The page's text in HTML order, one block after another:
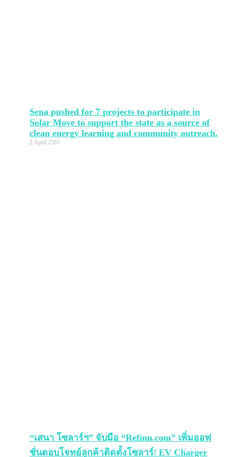
Sena pushed for 7 projects to participate in
Solar Move to support the state as a source of
clean energy learning and community outreach.
2 April 2561
“เสนา โซลาร์ฯ” จับมือ “Refinn.com” เพิ่มออฟ
ชั่นตอบโจทย์ลูกค้าติดตั้งโซลาร์/ EV Charger